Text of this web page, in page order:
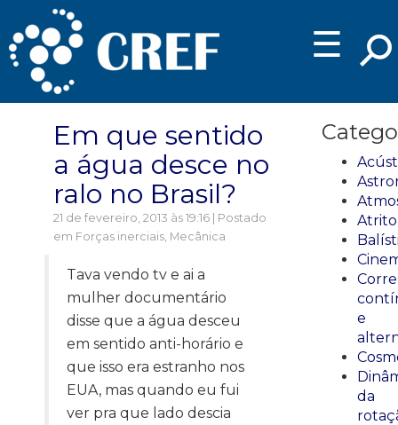
☰
Em que sentido
a água desce no
ralo no Brasil?
21 de fevereiro, 2013 às 19:16 | Postado
em Forças inerciais, Mecânica
Tava vendo tv e ai a
mulher documentário
disse que a água desceu
em sentido anti-horário e
que isso era estranho nos
EUA, mas quando eu fui
ver pra que lado descia
Atrito
e
da